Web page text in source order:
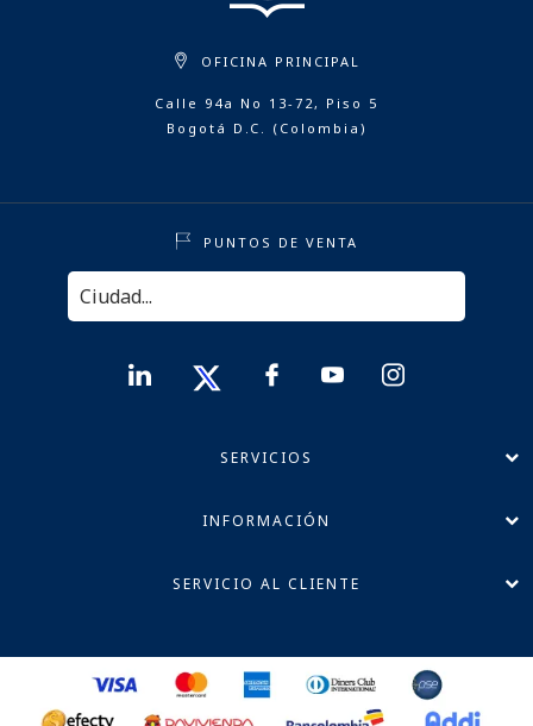
OFICINA PRINCIPAL
Calle 94a No 13-72, Piso 5
Bogotá D.C. (Colombia)
PUNTOS DE VENTA
SERVICIOS
INFORMACIÓN
SERVICIO AL CLIENTE